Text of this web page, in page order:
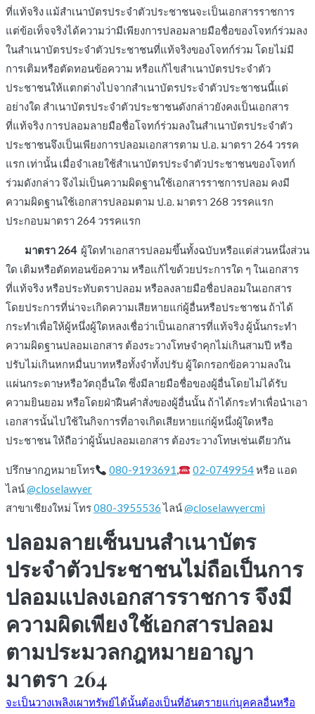
ที่แท้จริง แม้สำเนาบัตรประจำตัวประชาชนจะเป็นเอกสารราชการ
แต่ข้อเท็จจริงได้ความว่ามีเพียงการปลอมลายมือชื่อของโจทก์ร่วมลง
ในสำเนาบัตรประจำตัวประชาชนที่แท้จริงของโจทก์ร่วม โดยไม่มี
การเติมหรือตัดทอนข้อความ หรือแก้ไขสำเนาบัตรประจำตัว
ประชาชนให้แตกต่างไปจากสำเนาบัตรประจำตัวประชาชนนี้แต่
อย่างใด สำเนาบัตรประจำตัวประชาชนดังกล่าวยังคงเป็นเอกสาร
ที่แท้จริง การปลอมลายมือชื่อโจทก์ร่วมลงในสำเนาบัตรประจำตัว
ประชาชนจึงเป็นเพียงการปลอมเอกสารตาม ป.อ. มาตรา 264 วรรค
แรก เท่านั้น เมื่อจำเลยใช้สำเนาบัตรประจำตัวประชาชนของโจทก์
ร่วมดังกล่าว จึงไม่เป็นความผิดฐานใช้เอกสารราชการปลอม คงมี
ความผิดฐานใช้เอกสารปลอมตาม ป.อ. มาตรา 268 วรรคแรก
ประกอบมาตรา 264 วรรคแรก
มาตรา 264ผู้ใดทำเอกสารปลอมขึ้นทั้งฉบับหรือแต่ส่วนหนึ่งส่วน
ใด เติมหรือตัดทอนข้อความ หรือแก้ไขด้วยประการใด ๆ ในเอกสาร
ที่แท้จริง หรือประทับตราปลอม หรือลงลายมือชื่อปลอมในเอกสาร
โดยประการที่น่าจะเกิดความเสียหายแก่ผู้อื่นหรือประชาชน ถ้าได้
กระทำเพื่อให้ผู้หนึ่งผู้ใดหลงเชื่อว่าเป็นเอกสารที่แท้จริง ผู้นั้นกระทำ
ความผิดฐานปลอมเอกสาร ต้องระวางโทษจำคุกไม่เกินสามปี หรือ
ปรับไม่เกินหกหมื่นบาทหรือทั้งจำทั้งปรับ ผู้ใดกรอกข้อความลงใน
แผ่นกระดาษหรือวัตถุอื่นใด ซึ่งมีลายมือชื่อของผู้อื่นโดยไม่ได้รับ
ความยินยอม หรือโดยฝ่าฝืนคำสั่งของผู้อื่นนั้น ถ้าได้กระทำเพื่อนำเอา
เอกสารนั้นไปใช้ในกิจการที่อาจเกิดเสียหายแก่ผู้หนึ่งผู้ใดหรือ
ประชาชน ให้ถือว่าผู้นั้นปลอมเอกสาร ต้องระวางโทษเช่นเดียวกัน
ปรึกษากฎหมายโทร 080-9193691, 02-0749954หรือ แอด
ไลน์@closelawyer
สาขาเชียงใหม่ โทร080-3955536ไลน์@closelawyercmi
ปลอมลายเซ็นบนสำเนาบัตร
ประจำตัวประชาชนไม่ถือเป็นการ
ปลอมแปลงเอกสารราชการ จึงมี
ความผิดเพียงใช้เอกสารปลอม
ตามประมวลกฎหมายอาญา
มาตรา 264
จะเป็นวางเพลิงเผาทรัพย์ได้นั้นต้องเป็นที่อันตรายแก่บุคคลอื่นหรือ